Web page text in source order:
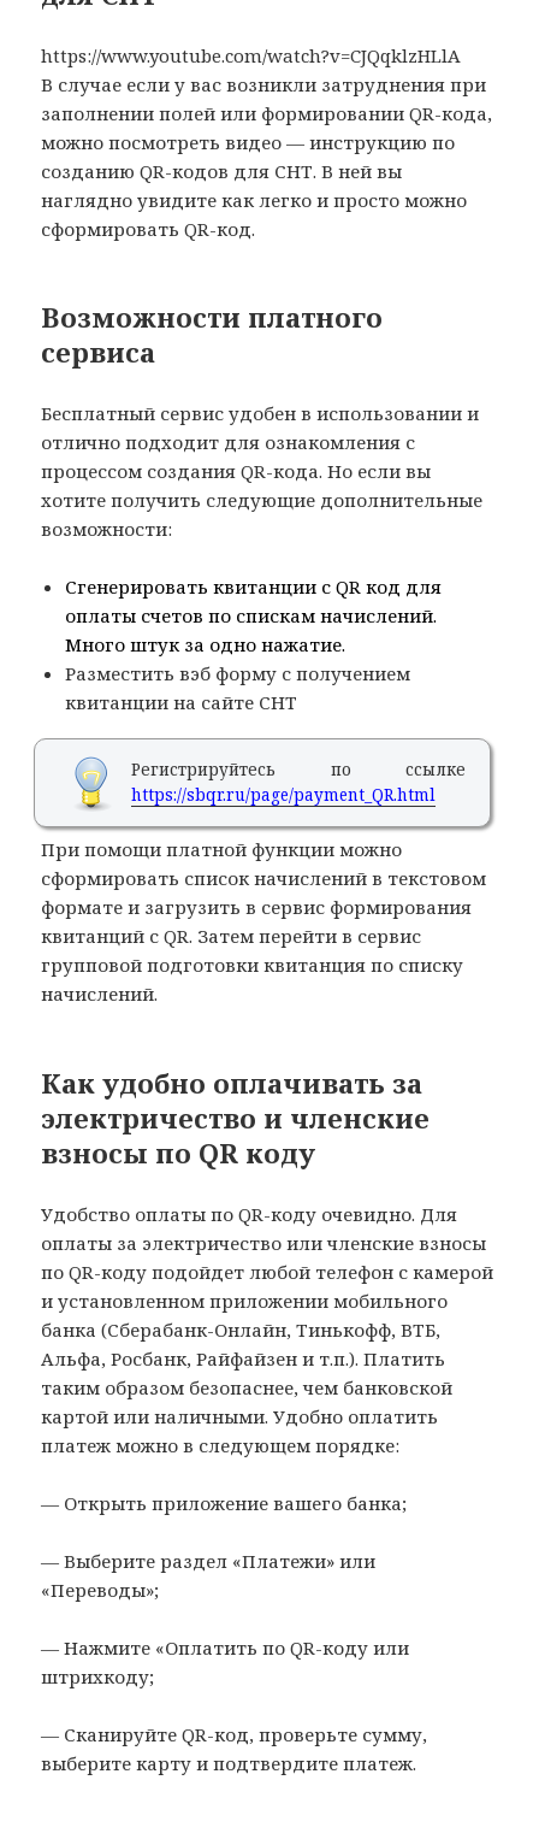
https://www.youtube.com/watch?v=CJQqklzHLlA
В случае если у вас возникли затруднения при
заполнении полей или формировании QR-кода,
можно посмотреть видео — инструкцию по
созданию QR-кодов для СНТ. В ней вы
наглядно увидите как легко и просто можно
сформировать QR-код.
Возможности платного
сервиса
Бесплатный сервис удобен в использовании и
отлично подходит для ознакомления с
процессом создания QR-кода. Но если вы
хотите получить следующие дополнительные
возможности:
Сгенерировать квитанции с QR код для
оплаты счетов по спискам начислений.
Много штук за одно нажатие.
Разместить вэб форму с получением
квитанции на сайте СНТ
Регистрируйтесь по ссылке
https://sbqr.ru/page/payment_QR.html
При помощи платной функции можно
сформировать список начислений в текстовом
формате и загрузить в сервис формирования
квитанций с QR. Затем перейти в сервис
групповой подготовки квитанция по списку
начислений.
Как удобно оплачивать за
электричество и членские
взносы по QR коду
Удобство оплаты по QR-коду очевидно. Для
оплаты за электричество или членские взносы
по QR-коду подойдет любой телефон с камерой
и установленном приложении мобильного
банка (Сберабанк-Онлайн, Тинькофф, ВТБ,
Альфа, Росбанк, Райфайзен и т.п.). Платить
таким образом безопаснее, чем банковской
картой или наличными. Удобно оплатить
платеж можно в следующем порядке:
— Открыть приложение вашего банка;
— Выберите раздел «Платежи» или
«Переводы»;
— Нажмите «Оплатить по QR-коду или
штрихкоду;
— Сканируйте QR-код, проверьте сумму,
выберите карту и подтвердите платеж.